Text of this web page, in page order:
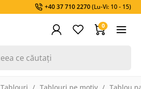
+40 37 710 2270(Lu-Vi: 10 - 15)
0